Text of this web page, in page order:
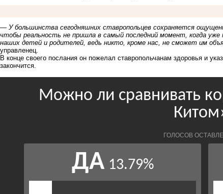
— У большинства сегодняшних ставропольцев сохраняется
чтобы реальность не пришла в самый последний момент, когда
наших детей и родителей, ведь никто, кроме нас, не сможет им
управленец.
В конце своего послания он пожелал ставропольчанам здоровья и
закончится.